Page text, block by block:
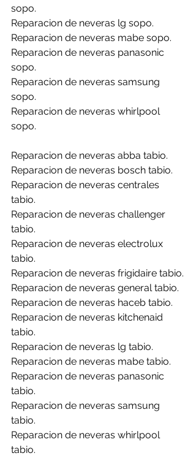
sopo.
Reparacion de neveras lg sopo.
Reparacion de neveras mabe sopo.
Reparacion de neveras panasonic
sopo.
Reparacion de neveras samsung
sopo.
Reparacion de neveras whirlpool
sopo.
Reparacion de neveras abba tabio.
Reparacion de neveras bosch tabio.
Reparacion de neveras centrales
tabio.
Reparacion de neveras challenger
tabio.
Reparacion de neveras electrolux
tabio.
Reparacion de neveras frigidaire tabio.
Reparacion de neveras general tabio.
Reparacion de neveras haceb tabio.
Reparacion de neveras kitchenaid
tabio.
Reparacion de neveras lg tabio.
Reparacion de neveras mabe tabio.
Reparacion de neveras panasonic
tabio.
Reparacion de neveras samsung
tabio.
Reparacion de neveras whirlpool
tabio.